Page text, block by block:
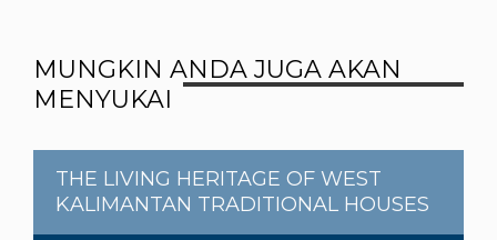
MUNGKIN ANDA JUGA AKAN
MENYUKAI
THE LIVING HERITAGE OF WEST
KALIMANTAN TRADITIONAL HOUSES